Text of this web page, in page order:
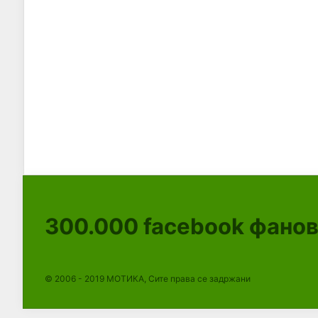
300.000 facebook
© 2006 - 2019 МОТИКА, Сите права се задржани